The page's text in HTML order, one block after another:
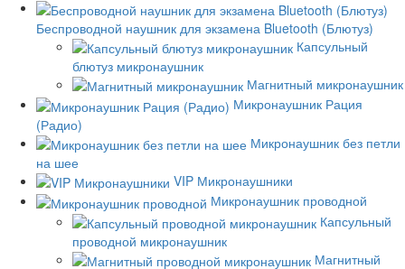
Беспроводной наушник для экзамена Bluetooth (Блютуз)
Капсульный
блютуз микронаушник
Магнитный микронаушник
Микронаушник Рация
(Радио)
Микронаушник без петли
на шее
VIP Микронаушники
Микронаушник проводной
Капсульный
проводной микронаушник
Магнитный